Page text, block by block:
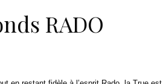
RADO